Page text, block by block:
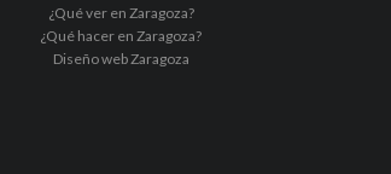
¿Qué ver en Zaragoza?
¿Qué hacer en Zaragoza?
Diseño web Zaragoza